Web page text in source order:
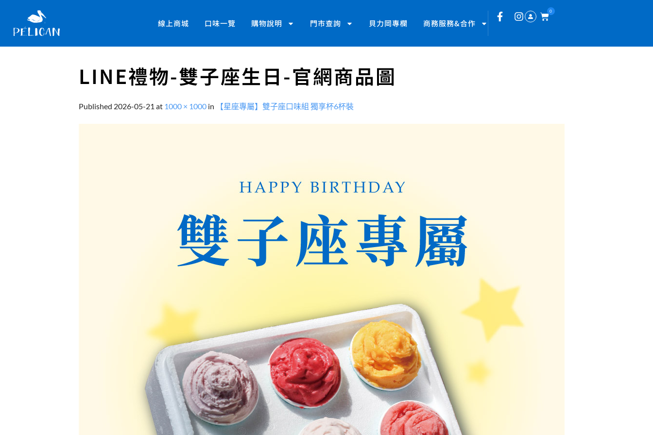
線上商城 口味一覽 購物說明 門市查詢 貝力岡專欄 商務服務&合作
0
LINE禮物-雙子座生日-官網商品圖
Published 2026-05-21 at 1000 × 1000 in 【星座專屬】雙子座口味組 獨享杯6杯裝